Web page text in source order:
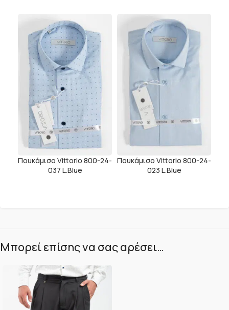
Πουκάμισο Vittorio 800-24-
037 L.Blue
Πουκάμισο Vittorio 800-24-
023 L.Blue
Μπορεί επίσης να σας αρέσει…